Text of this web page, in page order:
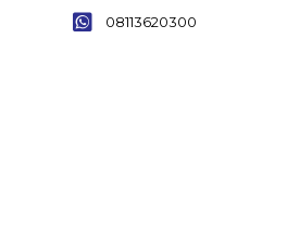
08113620300